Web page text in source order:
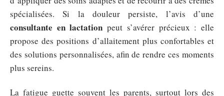
spécialisées. Si la douleur persiste, l’avis d’une
consultante en lactation peut s’avérer précieux : elle
propose des positions d’allaitement plus confortables et
des solutions personnalisées, afin de rendre ces moments
plus sereins.
La fatigue guette souvent les parents, surtout lors des